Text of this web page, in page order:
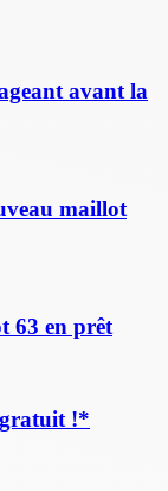
avant la
maillot
63 en prêt
gratuit !*